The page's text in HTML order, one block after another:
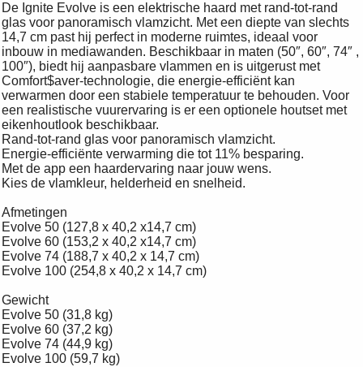
De Ignite Evolve is een elektrische haard met rand-tot-rand
glas voor panoramisch vlamzicht. Met een diepte van slechts
14,7 cm past hij perfect in moderne ruimtes, ideaal voor
inbouw in mediawanden. Beschikbaar in maten (50″, 60″, 74″ ,
100″), biedt hij aanpasbare vlammen en is uitgerust met
Comfort$aver-technologie, die energie-efficiënt kan
verwarmen door een stabiele temperatuur te behouden. Voor
een realistische vuurervaring is er een optionele houtset met
eikenhoutlook beschikbaar.
Rand-tot-rand glas voor panoramisch vlamzicht.
Energie-efficiënte verwarming die tot 11% besparing.
Met de app een haardervaring naar jouw wens.
Kies de vlamkleur, helderheid en snelheid.
Afmetingen
Evolve 50 (127,8 x 40,2 x14,7 cm)
Evolve 60 (153,2 x 40,2 x14,7 cm)
Evolve 74 (188,7 x 40,2 x 14,7 cm)
Evolve 100 (254,8 x 40,2 x 14,7 cm)
Gewicht
Evolve 50 (31,8 kg)
Evolve 60 (37,2 kg)
Evolve 74 (44,9 kg)
Evolve 100 (59,7 kg)